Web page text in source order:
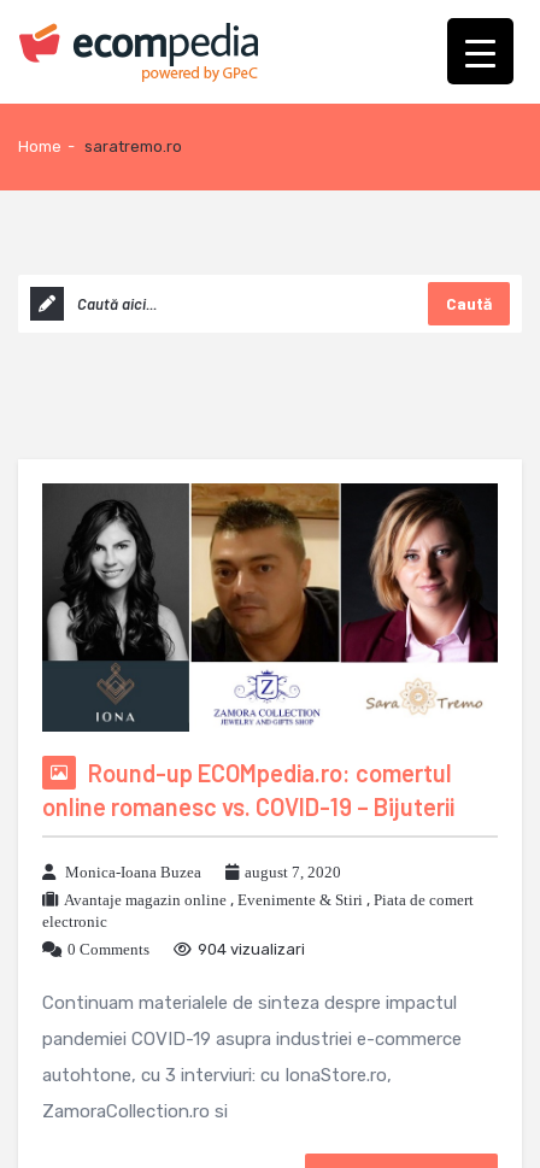
Home - saratremo.ro
Caută
Round-up ECOMpedia.ro: comertul
online romanesc vs. COVID-19 – Bijuterii
Monica-Ioana Buzea
august 7, 2020
Avantaje magazin online , Evenimente & Stiri , Piata de comert
electronic
0 Comments
904 vizualizari
Continuam materialele de sinteza despre impactul
pandemiei COVID-19 asupra industriei e-commerce
autohtone, cu 3 interviuri: cu IonaStore.ro,
ZamoraCollection.ro si